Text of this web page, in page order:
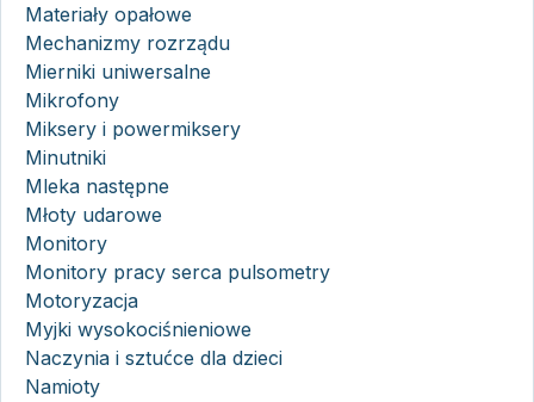
Materiały opałowe
Mechanizmy rozrządu
Mierniki uniwersalne
Mikrofony
Miksery i powermiksery
Minutniki
Mleka następne
Młoty udarowe
Monitory
Monitory pracy serca pulsometry
Motoryzacja
Myjki wysokociśnieniowe
Naczynia i sztućce dla dzieci
Namioty